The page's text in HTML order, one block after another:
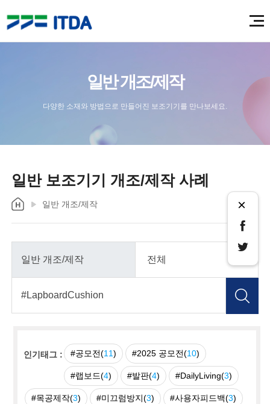
일반 개조/제작
다양한 소재와 방법으로 만들어진 보조기기를 만나보세요.
일반 보조기기 개조/제작 사례
일반 개조/제작 ×
인기태그 : #공모전(11) #2025 공모전(10)
#랩보드(4) #발판(4) #DailyLiving(3)
#목공제작(3) #미끄럼방지(3) #사용자피드백(3)